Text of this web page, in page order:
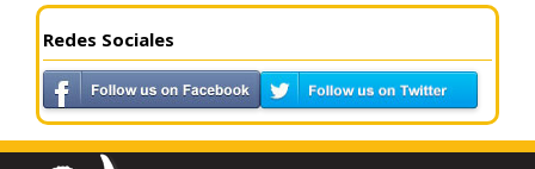
Redes Sociales